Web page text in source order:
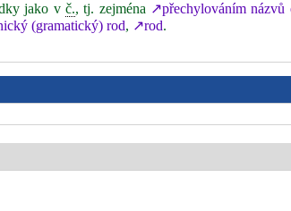
jako v č., tj. zejména ↗přechylováním názvů
(gramatický) rod, ↗rod.